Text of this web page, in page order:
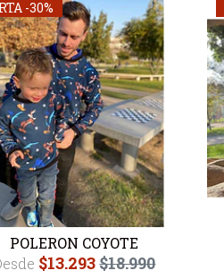
-30%
POLERON COYOTE
$13.293$18.990